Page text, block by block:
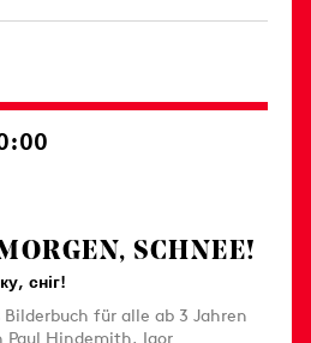
SCHNEE!
сніг!
Bilderbuch für alle ab 3 Jahren